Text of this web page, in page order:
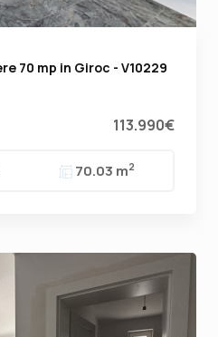
70 mp in Giroc - V10229
113.990€
70.03 m2